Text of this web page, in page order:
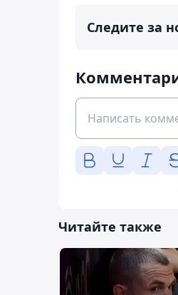
Следите за
Читайте также